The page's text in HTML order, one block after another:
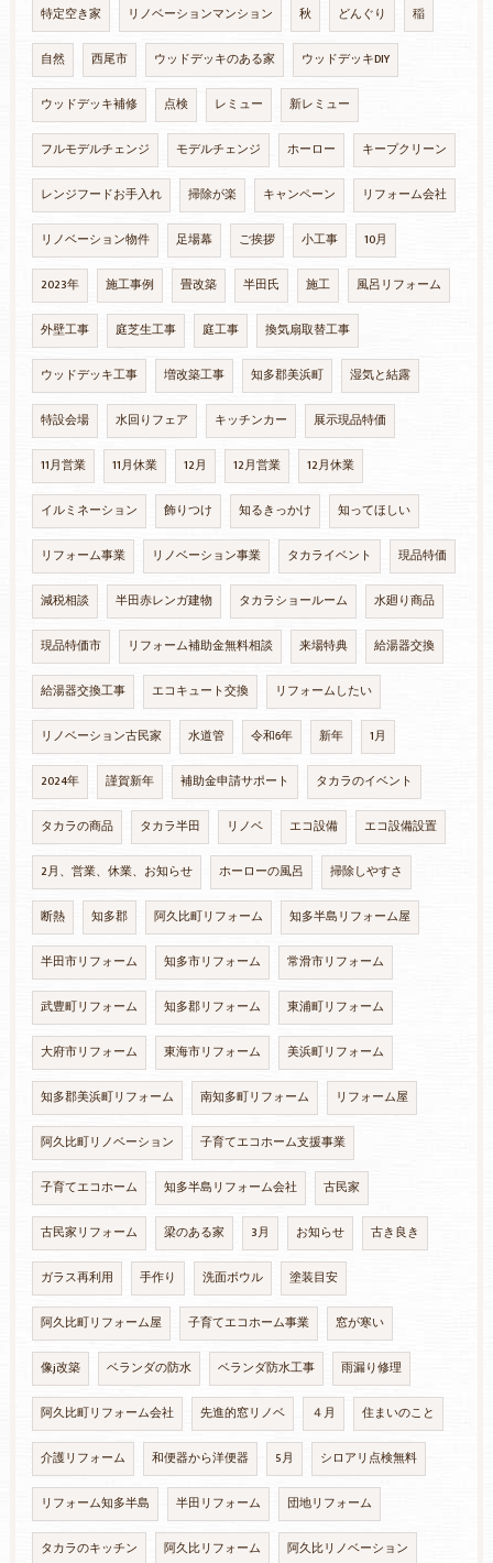
特定空き家 リノベーションマンション 秋 どんぐり 稲
自然 西尾市 ウッドデッキのある家 ウッドデッキDIY
ウッドデッキ補修 点検 レミュー 新レミュー
フルモデルチェンジ モデルチェンジ ホーロー キープクリーン
レンジフードお手入れ 掃除が楽 キャンペーン リフォーム会社
リノベーション物件 足場幕 ご挨拶 小工事 10月
2023年 施工事例 畳改築 半田氏 施工 風呂リフォーム
外壁工事 庭芝生工事 庭工事 換気扇取替工事
ウッドデッキ工事 増改築工事 知多郡美浜町 湿気と結露
特設会場 水回りフェア キッチンカー 展示現品特価
11月営業 11月休業 12月 12月営業 12月休業
イルミネーション 飾りつけ 知るきっかけ 知ってほしい
リフォーム事業 リノベーション事業 タカライベント 現品特価
減税相談 半田赤レンガ建物 タカラショールーム 水廻り商品
現品特価市 リフォーム補助金無料相談 来場特典 給湯器交換
給湯器交換工事 エコキュート交換 リフォームしたい
リノベーション古民家 水道管 令和6年 新年 1月
2024年 謹賀新年 補助金申請サポート タカラのイベント
タカラの商品 タカラ半田 リノベ エコ設備 エコ設備設置
2月、営業、休業、お知らせ ホーローの風呂 掃除しやすさ
断熱 知多郡 阿久比町リフォーム 知多半島リフォーム屋
半田市リフォーム 知多市リフォーム 常滑市リフォーム
武豊町リフォーム 知多郡リフォーム 東浦町リフォーム
大府市リフォーム 東海市リフォーム 美浜町リフォーム
知多郡美浜町リフォーム 南知多町リフォーム リフォーム屋
阿久比町リノベーション 子育てエコホーム支援事業
子育てエコホーム 知多半島リフォーム会社 古民家
古民家リフォーム 梁のある家 3月 お知らせ 古き良き
ガラス再利用 手作り 洗面ボウル 塗装目安
阿久比町リフォーム屋 子育てエコホーム事業 窓が寒い
像j改築 ベランダの防水 ベランダ防水工事 雨漏り修理
阿久比町リフォーム会社 先進的窓リノベ ４月 住まいのこと
介護リフォーム 和便器から洋便器 5月 シロアリ点検無料
リフォーム知多半島 半田リフォーム 団地リフォーム
タカラのキッチン 阿久比リフォーム 阿久比リノベーション